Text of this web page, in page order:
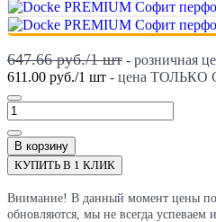
647.66 руб./1шт - розничная
611.00 руб./1 шт - цена ТОЛЬКО
В корзину
КУПИТЬ В 1 КЛИК
Внимание! В данный момент цены
обновляются, мы не всегда успеваем